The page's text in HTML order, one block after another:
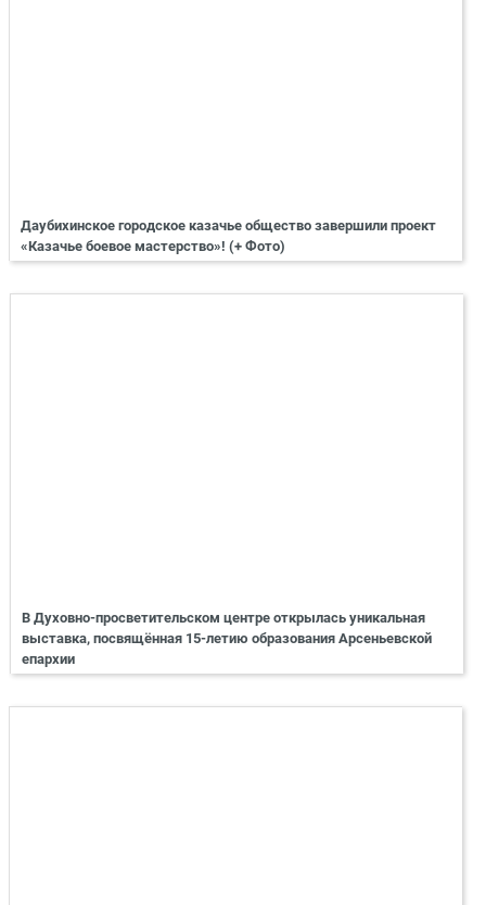
Даубихинское городское казачье общество завершили проект
«Казачье боевое мастерство»! (+ Фото)
В Духовно-просветительском центре открылась уникальная
выставка, посвящённая 15-летию образования Арсеньевской
епархии